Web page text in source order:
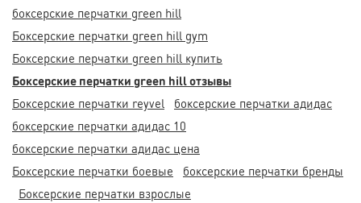
боксерские перчатки green hill
Боксерские перчатки green hill gym
Боксерские перчатки green hill купить
Боксерские перчатки green hill отзывы
Боксерские перчатки reyvel
боксерские перчатки адидас
боксерские перчатки адидас 10
боксерские перчатки адидас цена
Боксерские перчатки боевые
боксерские перчатки бренды
Боксерские перчатки взрослые